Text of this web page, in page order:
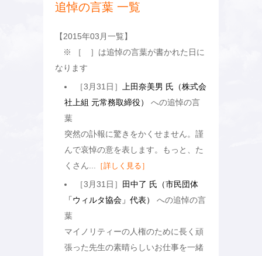
追悼の言葉 一覧
【2015年03月一覧】
※ ［ ］は追悼の言葉が書かれた日に
なります
［3月31日］
上田奈美男 氏（株式会
社上組 元常務取締役）
への追悼の言
葉
突然の訃報に驚きをかくせません。謹
んで哀悼の意を表します。もっと、た
くさん...
［詳しく見る］
［3月31日］
田中了 氏（市民団体
「ウィルタ協会」代表）
への追悼の言
葉
マイノリティーの人権のために長く頑
張った先生の素晴らしいお仕事を一緒